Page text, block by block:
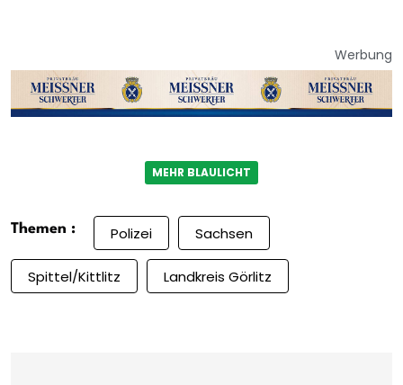
Werbung
MEHR BLAULICHT
Themen : Polizei Sachsen
Spittel/Kittlitz Landkreis Görlitz